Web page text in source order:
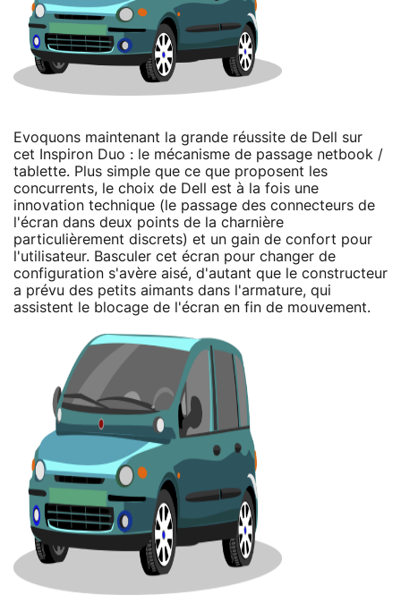
Evoquons maintenant la grande réussite de Dell sur
cet Inspiron Duo : le mécanisme de passage netbook /
tablette. Plus simple que ce que proposent les
concurrents, le choix de Dell est à la fois une
innovation technique (le passage des connecteurs de
l'écran dans deux points de la charnière
particulièrement discrets) et un gain de confort pour
l'utilisateur. Basculer cet écran pour changer de
configuration s'avère aisé, d'autant que le constructeur
a prévu des petits aimants dans l'armature, qui
assistent le blocage de l'écran en fin de mouvement.